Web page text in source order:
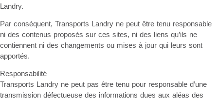
Landry.
Par conséquent, Transports Landry ne peut être tenu responsable
ni des contenus proposés sur ces sites, ni des liens qu’ils ne
contiennent ni des changements ou mises à jour qui leurs sont
apportés.
Responsabilité
Transports Landry ne peut pas être tenu pour responsable d’une
transmission défectueuse des informations dues aux aléas des